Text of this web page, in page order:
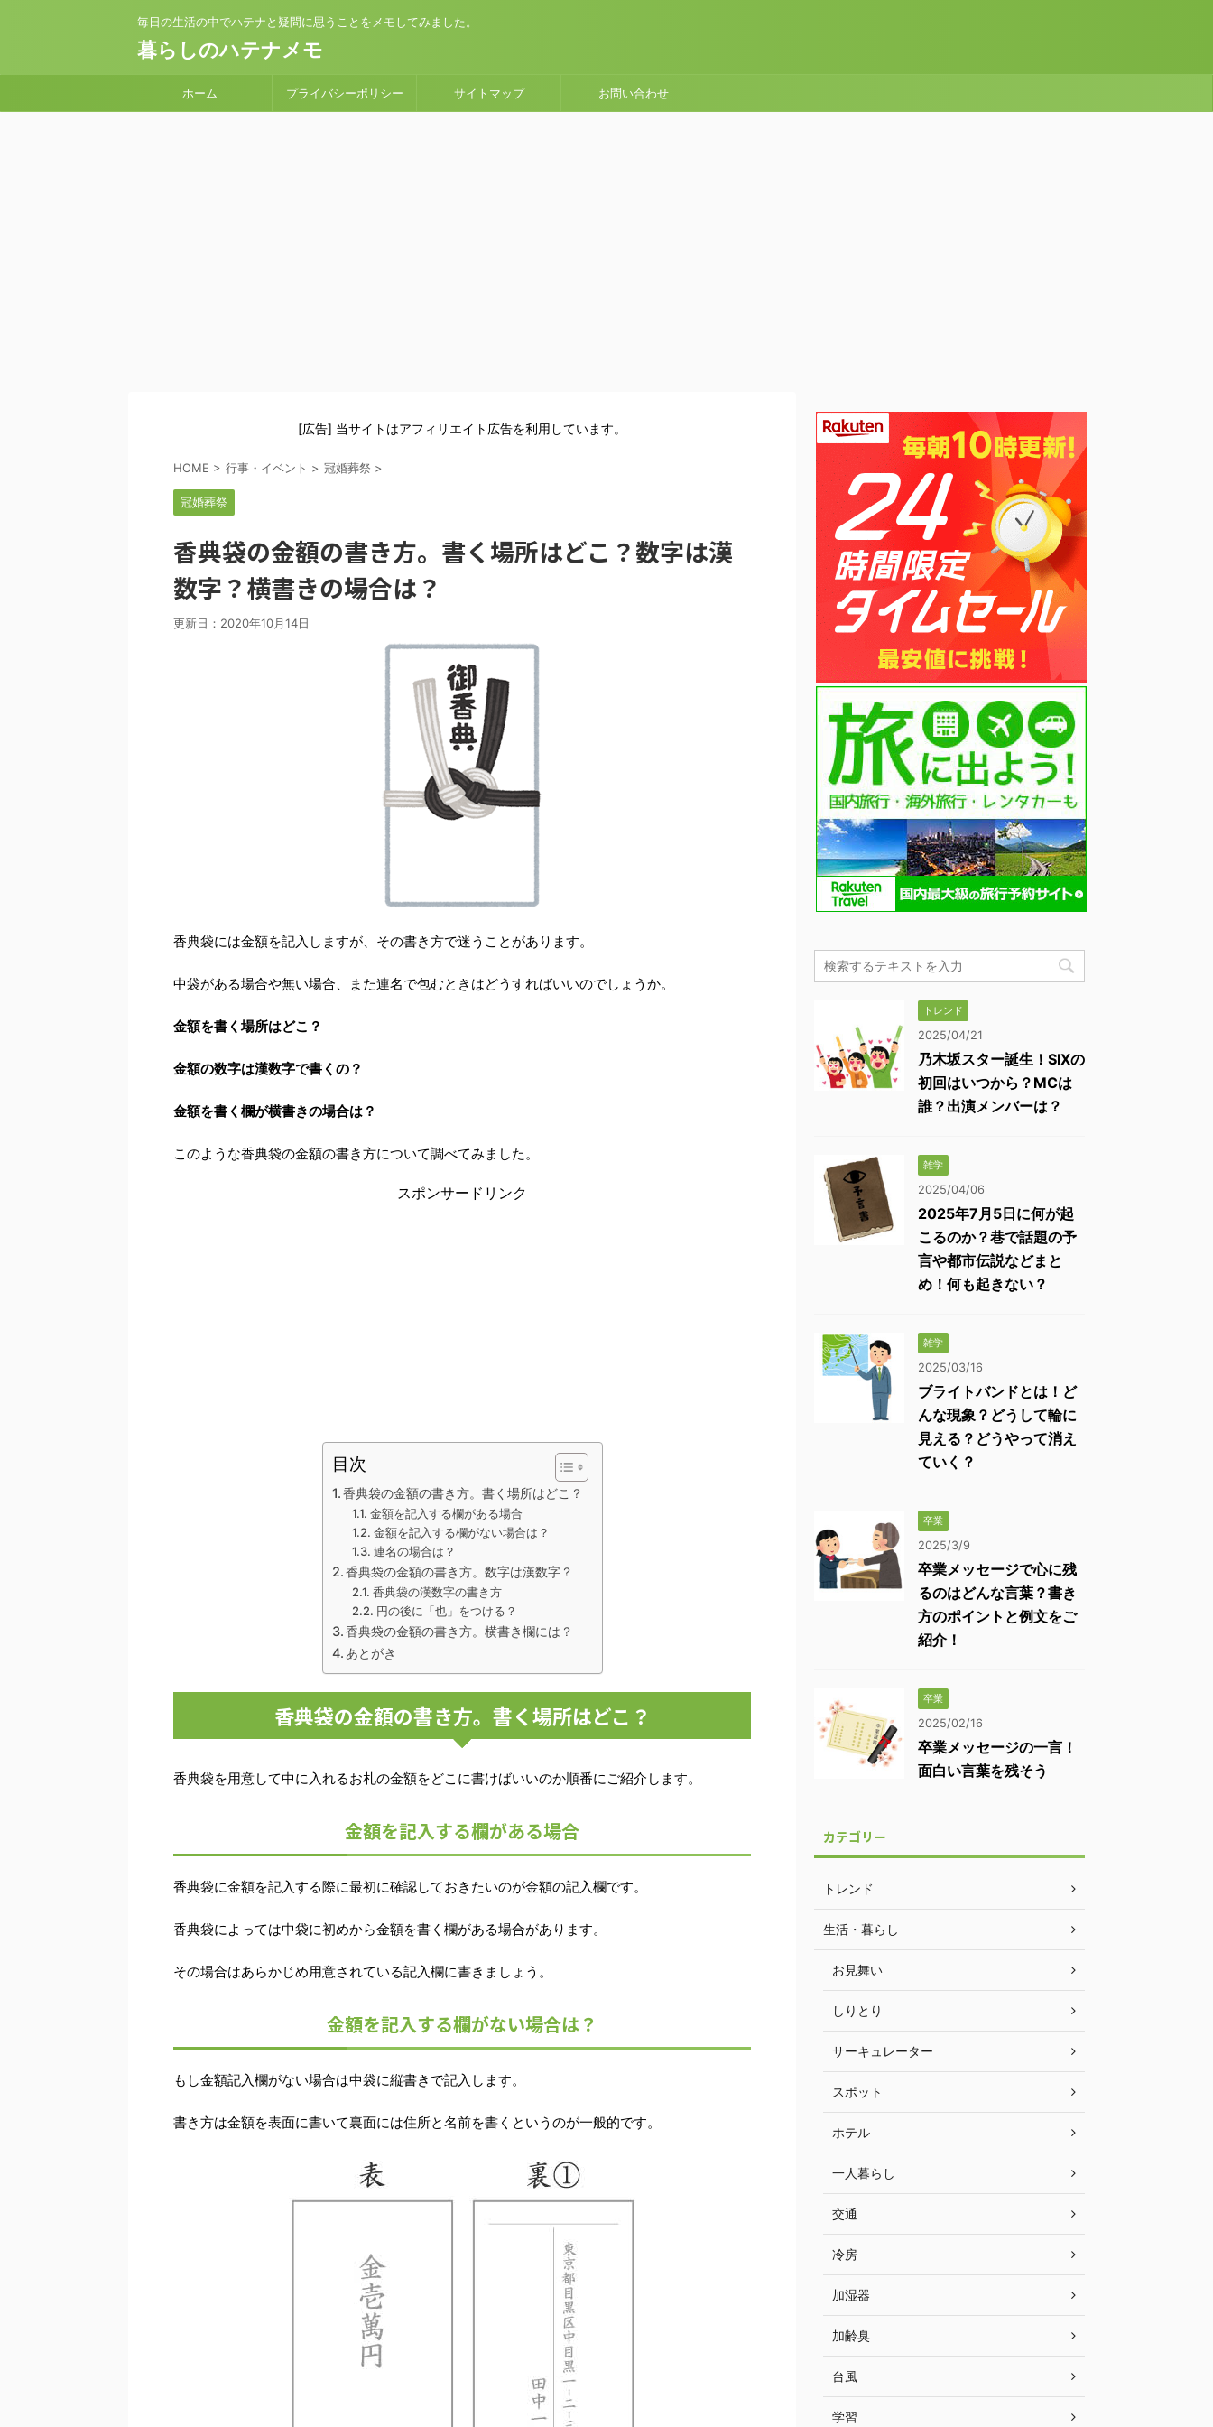
毎日の生活の中でハテナと疑問に思うことをメモしてみました。
暮らしのハテナメモ
ホーム プライバシーポリシー サイトマップ お問い合わせ
[広告] 当サイトはアフィリエイト広告を利用しています。
HOME > 行事・イベント > 冠婚葬祭 >
冠婚葬祭
香典袋の金額の書き方。書く場所はどこ？数字は漢
数字？横書きの場合は？
更新日： 2020年10月14日
香典袋には金額を記入しますが、その書き方で迷うことがあります。
中袋がある場合や無い場合、また連名で包むときはどうすればいいのでしょうか。
金額を書く場所はどこ？
金額の数字は漢数字で書くの？
金額を書く欄が横書きの場合は？
このような香典袋の金額の書き方について調べてみました。
スポンサードリンク
目次
香典袋の金額の書き方。書く場所はどこ？
金額を記入する欄がある場合
金額を記入する欄がない場合は？
連名の場合は？
香典袋の金額の書き方。数字は漢数字？
香典袋の漢数字の書き方
円の後に「也」をつける？
香典袋の金額の書き方。横書き欄には？
あとがき
香典袋の金額の書き方。書く場所はどこ？
香典袋を用意して中に入れるお札の金額をどこに書けばいいのか順番にご紹介します。
金額を記入する欄がある場合
香典袋に金額を記入する際に最初に確認しておきたいのが金額の記入欄です。
香典袋によっては中袋に初めから金額を書く欄がある場合があります。
その場合はあらかじめ用意されている記入欄に書きましょう。
金額を記入する欄がない場合は？
もし金額記入欄がない場合は中袋に縦書きで記入します。
書き方は金額を表面に書いて裏面には住所と名前を書くというのが一般的です。
トレンド
2025/04/21
乃木坂スター誕生！SIXの
初回はいつから？MCは
誰？出演メンバーは？
雑学
2025/04/06
2025年7月5日に何が起
こるのか？巷で話題の予
言や都市伝説などまと
め！何も起きない？
雑学
2025/03/16
ブライトバンドとは！ど
んな現象？どうして輪に
見える？どうやって消え
ていく？
卒業
2025/3/9
卒業メッセージで心に残
るのはどんな言葉？書き
方のポイントと例文をご
紹介！
卒業
2025/02/16
卒業メッセージの一言！
面白い言葉を残そう
カテゴリー
トレンド
生活・暮らし
お見舞い
しりとり
サーキュレーター
スポット
ホテル
一人暮らし
交通
冷房
加湿器
加齢臭
台風
学習